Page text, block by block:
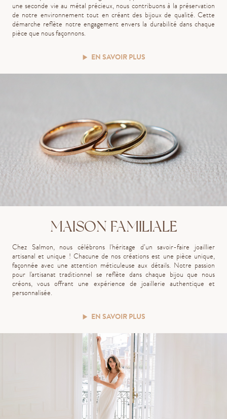
une seconde vie au métal précieux, nous contribuons à la préservation
de notre environnement tout en créant des bijoux de qualité. Cette
démarche reflète notre engagement envers la durabilité dans chaque
pièce que nous façonnons.
EN SAVOIR PLUS
MAISON FAMILIALE
Chez Salmon, nous célébrons l'héritage d’un savoir-faire joaillier
artisanal et unique ! Chacune de nos créations est une pièce unique,
façonnée avec une attention méticuleuse aux détails. Notre passion
pour l'artisanat traditionnel se reflète dans chaque bijou que nous
créons, vous offrant une expérience de joaillerie authentique et
personnalisée.
EN SAVOIR PLUS